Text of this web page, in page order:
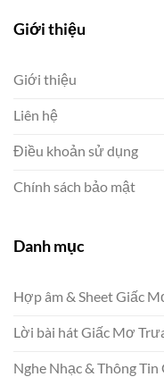
Giới thiệu
Giới thiệu
Liên hệ
Điều khoản sử dụng
Chính sách bảo mật
Danh mục
Hợp âm & Sheet Giấc
Lời bài hát Giấc Mơ
Nghe Nhạc & Thông